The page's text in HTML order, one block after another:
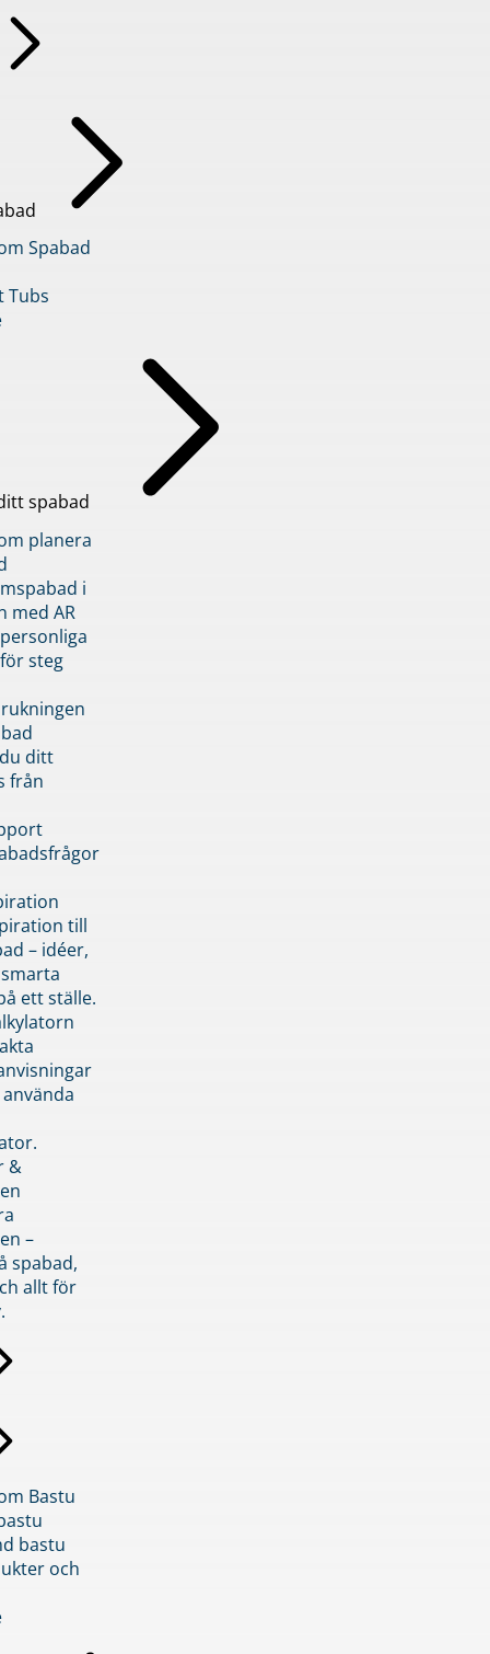
Spabad
Tubs
spabad
planera
i
med AR
steg
ditt
från
till
– idéer,
ett ställe.
&
–
spabad,
allt för
Bastu
bastu
och